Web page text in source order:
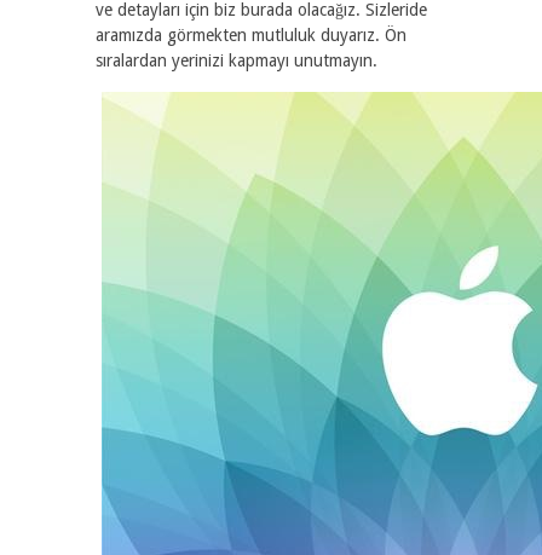
ve detayları için biz burada olacağız. Sizleride
aramızda görmekten mutluluk duyarız. Ön
sıralardan yerinizi kapmayı unutmayın.